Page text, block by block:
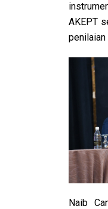
AKEPT
penilaian
Naib